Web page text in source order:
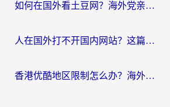
如何在国外看土豆网？海外党亲测有效的追剧加速器选择指南
人在国外打不开国内网站？这篇攻略帮你无缝解锁国内资源（附交管12123使用技巧）
香港优酷地区限制怎么办？海外党亲测有效的追剧解决方案